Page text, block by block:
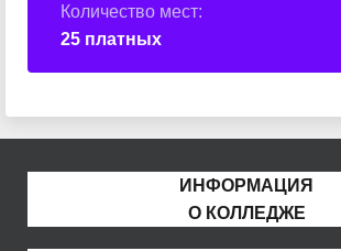
Количество мест:
25 платных
ИНФОРМАЦИЯ
О КОЛЛЕДЖЕ